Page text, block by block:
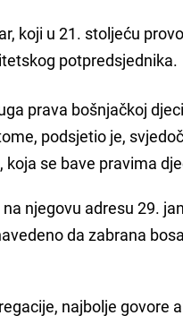
koji u 21. stoljeću
potpredsjednika.
prava bošnjačkoj
podsjetio je,
se bave pravima
njegovu adresu 29.
da zabrana
najbolje govore